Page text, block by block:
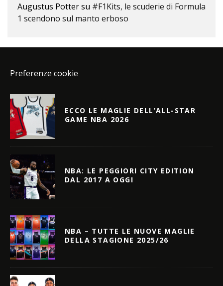
Augustus Pottersu #F1Kits, le scuderie di Formula
1 scendono sul manto erboso
Preferenze cookie
ECCO LE MAGLIE DELL’ALL-STAR
GAME NBA 2026
NBA: LE PEGGIORI CITY EDITION
DAL 2017 A OGGI
NBA – TUTTE LE NUOVE MAGLIE
DELLA STAGIONE 2025/26